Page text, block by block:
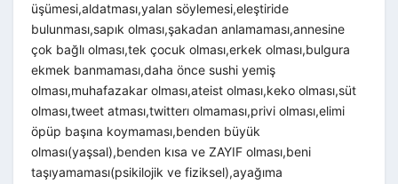
üşümesi,aldatması,yalan söylemesi,eleştiride
bulunması,sapık olması,şakadan anlamaması,annesine
çok bağlı olması,tek çocuk olması,erkek olması,bulgura
ekmek banmaması,daha önce sushi yemiş
olması,muhafazakar olması,ateist olması,keko olması,süt
olması,tweet atması,twitterı olmaması,privi olması,elimi
öpüp başına koymaması,benden büyük
olması(yaşsal),benden kısa ve ZAYIF olması,beni
taşıyamaması(psikilojik ve fiziksel),ayağıma